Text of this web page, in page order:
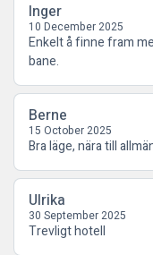
Inger
10 December 2025
Enkelt å finne fram
bane.
Berne
15 October 2025
Bra läge, nära till
Ulrika
30 September 2025
Trevligt hotell